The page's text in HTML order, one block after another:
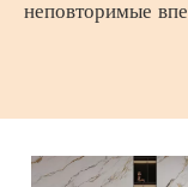
неповторимые